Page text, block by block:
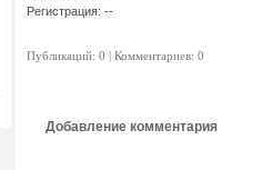
Регистрация: --
Публикаций: 0 | Комментариев: 0
Добавление комментария